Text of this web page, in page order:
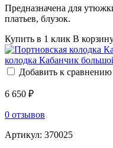
Предназначена для
платьев, блузок.
Купить в 1 клик В
колодка Кабанчик
Добавить к сравнению
6 650 ₽
0 отзывов
Артикул: 370025